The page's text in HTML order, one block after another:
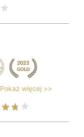
Pokaż więcej >>